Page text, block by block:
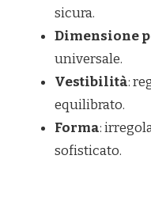
sicura.
Dimensione
universale.
Vestibilità:
equilibrato.
Forma:
sofisticato.